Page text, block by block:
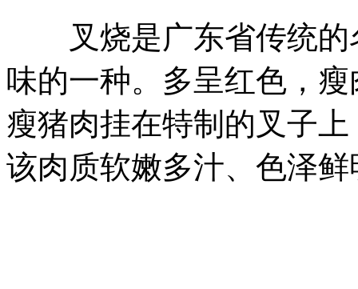
叉烧是广东省传统的
味的一种。多呈红色，
瘦猪肉挂在特制的叉子
该肉质软嫩多汁、色泽